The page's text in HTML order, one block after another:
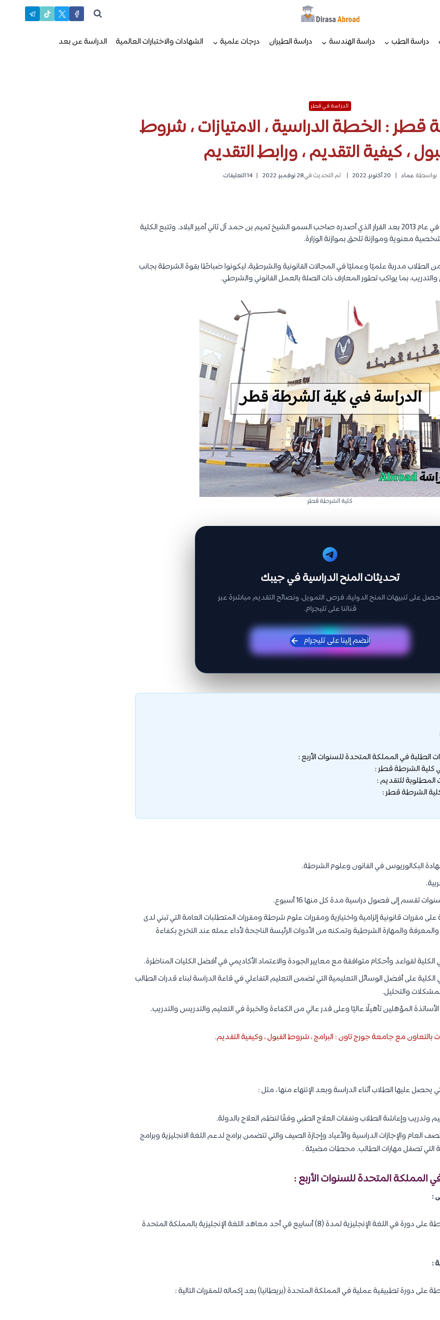
دراسة الطب دراسة الهندسة دراسة الطيران درجات علمية الشهادات والاختبارات العالمية الدراسة عن بعد
الدراسة في قطر
قطر : الخطة الدراسية ، الامتيازات ، شروط
، كيفية التقديم ، ورابط التقديم
بواسطة عماد 20 أكتوبر، 2022 تم التحديث في28 نوفمبر، 2022 14 التعليقات
تم إنشاء كلية الشرطة قطر في عام 2013 بعد القرار الذي أصدره صاحب السمو الشيخ تميم بن حمد آل ثاني أمير البلاد. وتتبع الكلية
شخصية معنوية وموازنة تلحق بموازنة الوزارة.
الطلاب مدربة علميًا وعمليًا في المجالات القانونية والشرطية، ليكونوا ضباطًا بقوة الشرطة بجانب
بما يواكب تطور المعارف ذات الصلة بالعمل القانوني والشرطي.
كلية الشرطة قطر
تحديثات المنح الدراسية في جيبك
على تنبيهات المنح الدولية، فرص التمويل، ونصائح التقديم مباشرة عبر
قناتنا على تليجرام.
انضم إلينا على تليجرام
الطلبة في المملكة المتحدة للسنوات الأربع :
كلية الشرطة قطر :
المطلوبة للتقديم :
الشرطة قطر :
البكالوريوس في القانون وعلوم الشرطة.
مقررات قانونية إلزامية واختيارية ومقررات علوم شرطة ومقررات المتطلبات العامة التي تبني لدى
والمعرفة والمهارة الشرطية وتمكنه من الأدوات الرئيسة الناجحة لأداء عمله عند التخرج بكفاءة
لقواعد وأحكام متوافقة مع معايير الجودة والاعتماد الأكاديمي في أفضل الكليات المناظرة.
على أفضل الوسائل التعليمية التي تضمن التعليم التفاعلي في قاعة الدراسة لبناء قدرات الطالب
والتحليل.
المؤهلين تأهيلًا عاليًا وعلى قدر عالي من الكفاءة والخبرة في التعليم والتدريس والتدريب.
بالتعاون مع جامعة جورج تاون : البرامج ، شروط القبول ، وكيفية التقديم.
يحصل عليها الطلاب أثناء الدراسة وبعد الإنتهاء منها ، مثل :
وتدريب وإعاشة الطلاب ونفقات العلاج الطبي وفقًا لنظم العلاج بالدولة.
العام والإجازات الدراسية والأعياد وإجازة الصيف والتي تتضمن برامج لدعم اللغة الانجليزية وبرامج
التي تصقل مهارات الطالب. محطات مضيئة .
المملكة المتحدة للسنوات الأربع :
:
سيحصل الطالب بكلية الشرطة على دورة في اللغة الإنجليزية لمدة (8) أسابيع في أحد معاهد اللغة الإنجليزية بالمملكة المتحدة
:
دورة تطبيقية عملية في المملكة المتحدة (بريطانيا) بعد إكماله للمقررات التالية :